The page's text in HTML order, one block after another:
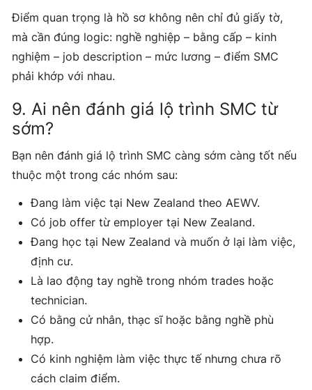
Điểm quan trọng là hồ sơ không nên chỉ đủ giấy tờ,
mà cần đúng logic: nghề nghiệp – bằng cấp – kinh
nghiệm – job description – mức lương – điểm SMC
phải khớp với nhau.
9. Ai nên đánh giá lộ trình SMC từ
sớm?
Bạn nên đánh giá lộ trình SMC càng sớm càng tốt nếu
thuộc một trong các nhóm sau:
Đang làm việc tại New Zealand theo AEWV.
Có job offer từ employer tại New Zealand.
Đang học tại New Zealand và muốn ở lại làm việc,
định cư.
Là lao động tay nghề trong nhóm trades hoặc
technician.
Có bằng cử nhân, thạc sĩ hoặc bằng nghề phù
hợp.
Có kinh nghiệm làm việc thực tế nhưng chưa rõ
cách claim điểm.